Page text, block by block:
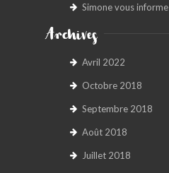
Simone vous informe
Archives
Avril 2022
Octobre 2018
Septembre 2018
Août 2018
Juillet 2018